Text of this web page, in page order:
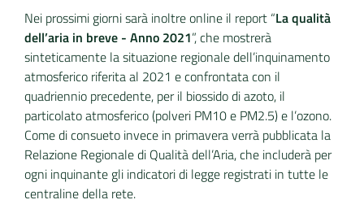
Nei prossimi giorni sarà inoltre online il report “La qualità
dell’aria in breve - Anno 2021”, che mostrerà
sinteticamente la situazione regionale dell’inquinamento
atmosferico riferita al 2021 e confrontata con il
quadriennio precedente, per il biossido di azoto, il
particolato atmosferico (polveri PM10 e PM2.5) e l’ozono.
Come di consueto invece in primavera verrà pubblicata la
Relazione Regionale di Qualità dell’Aria, che includerà per
ogni inquinante gli indicatori di legge registrati in tutte le
centraline della rete.